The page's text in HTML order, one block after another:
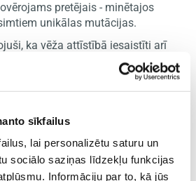
sīkfailus
lai personalizētu saturu un
sociālo saziņas līdzekļu funkcijas
Informāciju par to, kā jūs
pretējais - minētajos
unikālas mutācijas.
ka vēža attīstībā iesaistīti arī
un viņi domā, ka tas ir nevis
gēns, bet daudzi kopā, no kuriem
no krūts audzējiem.
tiek uzskatīts tas, ja ir spēcīga
kas nozīmē, ka slimība skārusi
otrās pakāpes radiniekus
Lai noteiktu, vai augsta riska
minētajos gēnos, tiek veikti DNS